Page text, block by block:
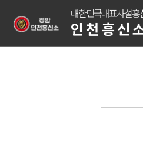
대한민국대표사설흥
인천흥신